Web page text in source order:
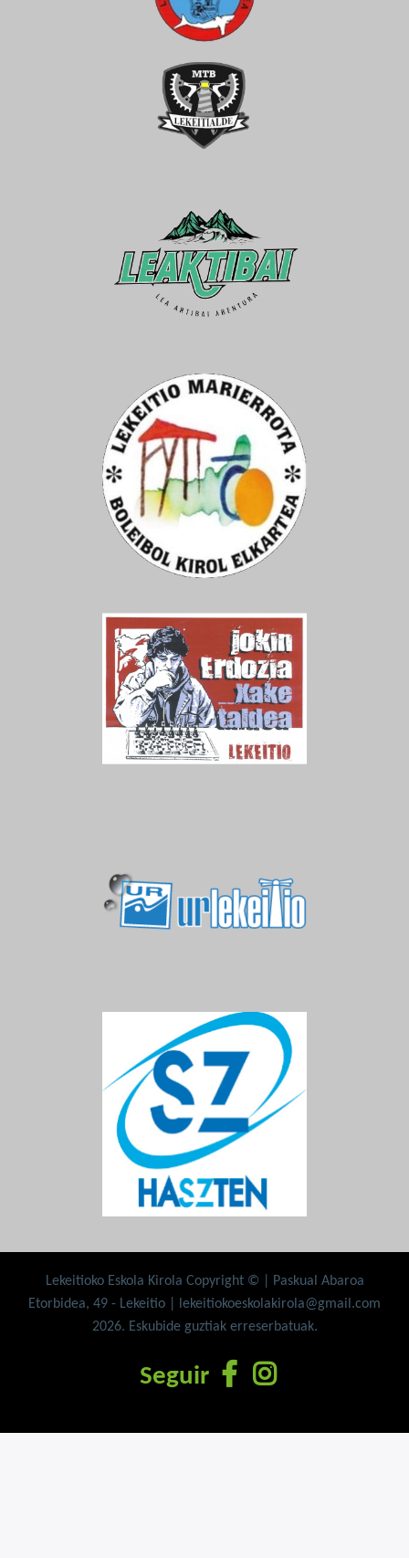
Lekeitioko Eskola Kirola Copyright © | Paskual Abaroa
Etorbidea, 49 - Lekeitio | lekeitiokoeskolakirola@gmail.com
2026. Eskubide guztiak erreserbatuak.
Seguir